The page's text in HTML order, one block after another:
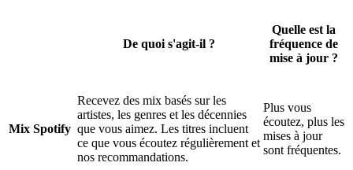
De quoi s'agit-il ?
Quelle est la
fréquence de
mise à jour ?
Mix Spotify
Recevez des mix basés sur les
artistes, les genres et les décennies
que vous aimez. Les titres incluent
ce que vous écoutez régulièrement et
nos recommandations.
Plus vous
écoutez, plus les
mises à jour
sont fréquentes.